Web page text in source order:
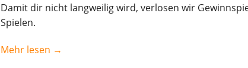
Damit dir nicht langweilig wird, verlosen wir
Spielen.
Mehr lesen →